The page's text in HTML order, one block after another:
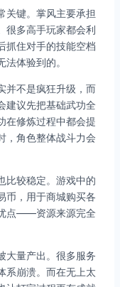
关键。掌风主要承担
很多高手玩家都会利
抓住对手的技能空档
体验到的。
并不是疯狂升级，而
建议先把基础武功全
在修炼过程中都会提
，角色整体战斗力会
比较稳定。游戏中的
币，用于商城购买各
点——资源来源完全
大量产出。很多服务
系崩溃。而在无上太